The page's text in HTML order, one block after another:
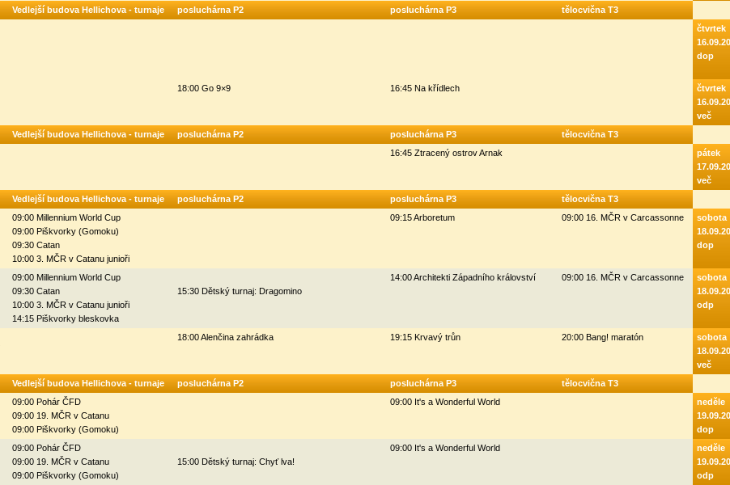
Vedlejší budova Hellichova - turnaje posluchárna P2 posluchárna P3
tělocvična T3
čtvrtek
dop
18:00 Go 9×9 16:45 Na křídlech
čtvrtek
več
Vedlejší budova Hellichova - turnaje posluchárna P2 posluchárna P3
tělocvična T3
16:45 Ztracený ostrov Arnak
pátek
več
Vedlejší budova Hellichova - turnaje posluchárna P2 posluchárna P3
tělocvična T3
09:00 Millennium World Cup
09:00 Piškvorky (Gomoku)
09:30 Catan
10:00 3. MČR v Catanu junioři
09:15 Arboretum 09:00 16. MČR v Carcassonne
sobota
dop
09:00 Millennium World Cup
09:30 Catan
10:00 3. MČR v Catanu junioři
14:15 Piškvorky bleskovka
15:30 Dětský turnaj: Dragomino
14:00 Architekti Západního království 09:00 16. MČR v Carcassonne
sobota
odp
18:00 Alenčina zahrádka 19:15 Krvavý trůn 20:00 Bang! maratón
sobota
več
Vedlejší budova Hellichova - turnaje posluchárna P2 posluchárna P3
tělocvična T3
09:00 Pohár ČFD
09:00 19. MČR v Catanu
09:00 Piškvorky (Gomoku)
09:00 It's a Wonderful World
neděle
dop
09:00 Pohár ČFD
09:00 19. MČR v Catanu
09:00 Piškvorky (Gomoku)
15:00 Dětský turnaj: Chyť lva!
09:00 It's a Wonderful World
neděle
odp